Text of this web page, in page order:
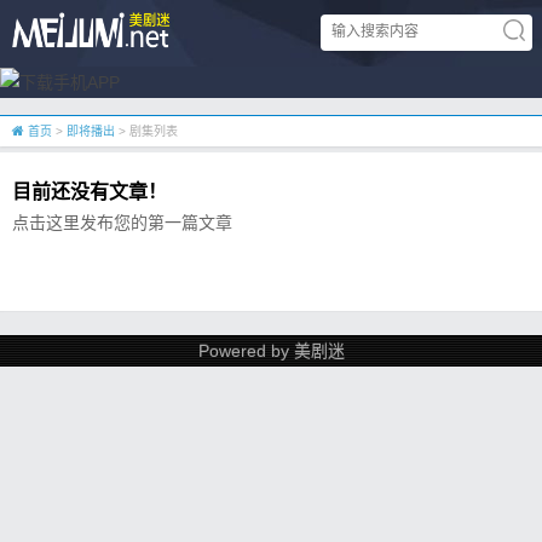
首页 > 即将播出 > 剧集列表
目前还没有文章！
点击这里发布您的第一篇文章
Powered by 美剧迷